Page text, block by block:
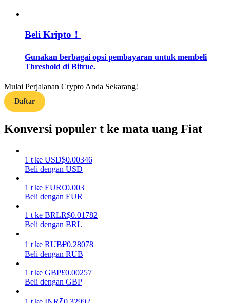
Menghasilkan
Babi Kekuatan
Dapatkan imbalan kompetitif setiap hari
Beli Kripto！
Gunakan berbagai opsi pembayaran untuk membeli
Threshold di Bitrue.
Mulai Perjalanan Crypto Anda Sekarang!
Daftar
Konversi populer t ke mata uang Fiat
1 t ke USD$0.00346
Beli dengan USD
1 t ke EUR€0.003
Beli dengan EUR
1 t ke BRLR$0.01782
Beli dengan BRL
1 t ke RUB₽0.28078
Beli dengan RUB
1 t ke GBP£0.00257
Beli dengan GBP